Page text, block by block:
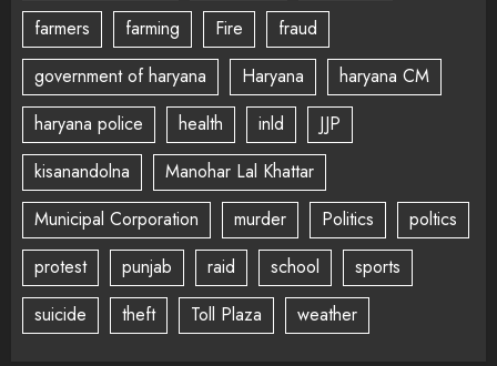
farmers
farming Fire
fraud
government of haryana
Haryana
haryana CM
haryana police
health inld
JJP
kisanandolna
Manohar Lal Khattar
Municipal Corporation
murder Politics
poltics
protest
punjab raid school
sports
suicide
theft Toll Plaza weather